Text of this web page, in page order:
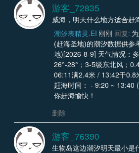
游客_72835
威海，明天什么地方适合赶
潮汐表精灵.EI 刚刚 回复:
(赶海圣地)的潮汐数据供参
地)[2026-8-9] 天气情况：
26°-28°；3-5级东北风；
06:11满2.4米 / 13:42干0.8
赶海时间： - 9:20 ~ 13:40
你赶海愉快！
删除
游客_76390
生物岛这边潮汐明天最小是